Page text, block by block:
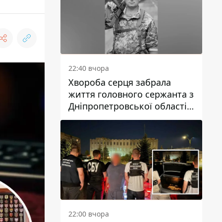
22:40 вчора
Хвороба серця забрала
життя головного сержанта з
Дніпропетровської області
Юрія Свистуна
22:00 вчора